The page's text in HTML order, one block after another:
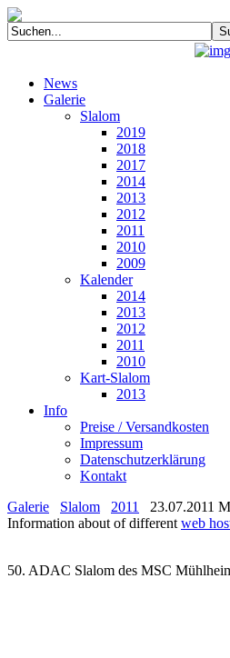
News
Galerie
Slalom
2019
2018
2017
2014
2013
2012
2011
2010
2009
Kalender
2014
2013
2012
2011
2010
Kart-Slalom
2013
Info
Preise / Versandkosten
Impressum
Datenschutzerklärung
Kontakt
Galerie
Slalom 2011
23.07.2011
Information about of different web
50. ADAC Slalom des MSC